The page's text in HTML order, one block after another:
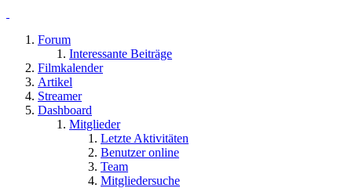
Forum
Interessante Beiträge
Filmkalender
Artikel
Streamer
Dashboard
Mitglieder
Letzte Aktivitäten
Benutzer online
Team
Mitgliedersuche